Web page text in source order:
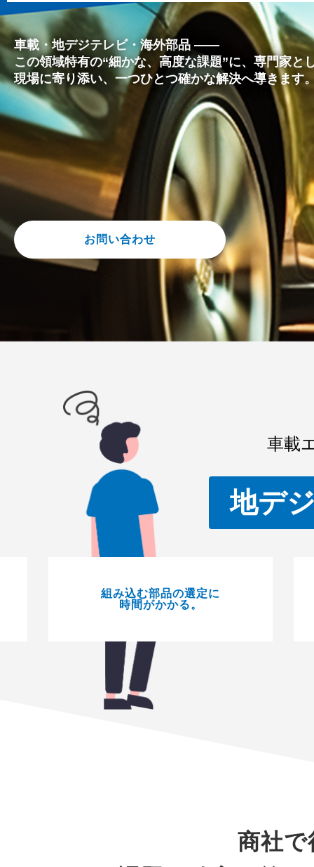
車載・地デジテレビ・海外部品 ――
この領域特有の“細かな、高度な課題”に、専門家と
現場に寄り添い、一つひとつ確かな解決へ導きます
お問い合わせ
車載
地デ
組み込む部品の選定に
時間がかかる。
商社で